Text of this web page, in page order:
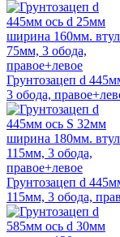
Грунтозацеп d
3 обода,
Грунтозацеп d
115мм, 3 обода,